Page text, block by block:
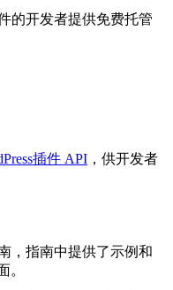
的开发者提供免费托管
插件 API ，供开发者
，指南中提供了示例和
。